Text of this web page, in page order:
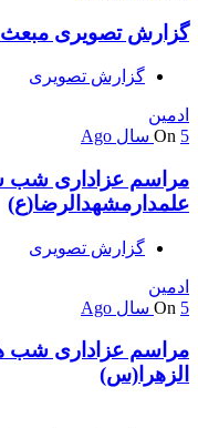
گزارش تصویری مبعث
گزارش تصویری
ادمین
On 5 سال Ago
مراسم عزاداری شب
علمدارمشهدالرضا(ع)
گزارش تصویری
ادمین
On 5 سال Ago
مراسم عزاداری شب
الزهرا(س)